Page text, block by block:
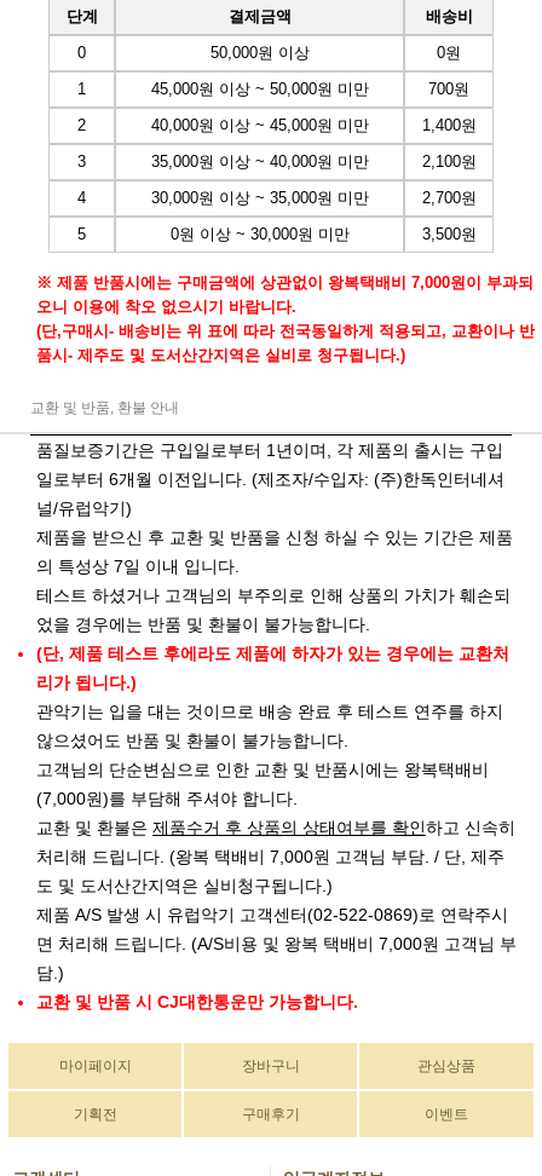
단계 결제금액
배송비
0
50,000원 이상
0원
1
45,000원 이상 ~ 50,000원 미만
700원
2
40,000원 이상 ~ 45,000원 미만
1,400원
3
35,000원 이상 ~ 40,000원 미만
2,100원
4
30,000원 이상 ~ 35,000원 미만
2,700원
5
0원 이상 ~ 30,000원 미만 3,500원
※ 제품 반품시에는 구매금액에 상관없이 왕복택배비 7,000원이 부과되
오니 이용에 착오 없으시기 바랍니다.
(단,구매시- 배송비는 위 표에 따라 전국동일하게 적용되고, 교환이나 반
품시- 제주도 및 도서산간지역은 실비로 청구됩니다.)
교환 및 반품, 환불 안내
품질보증기간은 구입일로부터 1년이며, 각 제품의 출시는 구입
일로부터 6개월 이전입니다. (제조자/수입자: (주)한독인터네셔
널/유럽악기)
제품을 받으신 후 교환 및 반품을 신청 하실 수 있는 기간은 제품
의 특성상 7일 이내 입니다.
테스트 하셨거나 고객님의 부주의로 인해 상품의 가치가 훼손되
었을 경우에는 반품 및 환불이 불가능합니다.
(단, 제품 테스트 후에라도 제품에 하자가 있는 경우에는 교환처
리가 됩니다.)
관악기는 입을 대는 것이므로 배송 완료 후 테스트 연주를 하지
않으셨어도 반품 및 환불이 불가능합니다.
고객님의 단순변심으로 인한 교환 및 반품시에는 왕복택배비
(7,000원)를 부담해 주셔야 합니다.
교환 및 환불은 제품수거 후 상품의 상태여부를 확인하고 신속히
처리해 드립니다. (왕복 택배비 7,000원 고객님 부담. / 단, 제주
도 및 도서산간지역은 실비청구됩니다.)
제품 A/S 발생 시 유럽악기 고객센터(02-522-0869)로 연락주시
면 처리해 드립니다. (A/S비용 및 왕복 택배비 7,000원 고객님 부
담.)
교환 및 반품 시 CJ대한통운만 가능합니다.
마이페이지 장바구니 관심상품
기획전 구매후기 이벤트